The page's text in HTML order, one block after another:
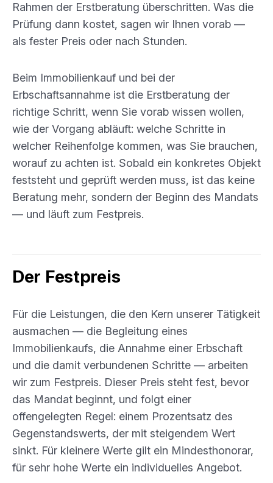
Rahmen der Erstberatung überschritten. Was die
Prüfung dann kostet, sagen wir Ihnen vorab —
als fester Preis oder nach Stunden.
Beim Immobilienkauf und bei der
Erbschaftsannahme ist die Erstberatung der
richtige Schritt, wenn Sie vorab wissen wollen,
wie der Vorgang abläuft: welche Schritte in
welcher Reihenfolge kommen, was Sie brauchen,
worauf zu achten ist. Sobald ein konkretes Objekt
feststeht und geprüft werden muss, ist das keine
Beratung mehr, sondern der Beginn des Mandats
— und läuft zum Festpreis.
Der Festpreis
Für die Leistungen, die den Kern unserer Tätigkeit
ausmachen — die Begleitung eines
Immobilienkaufs, die Annahme einer Erbschaft
und die damit verbundenen Schritte — arbeiten
wir zum Festpreis. Dieser Preis steht fest, bevor
das Mandat beginnt, und folgt einer
offengelegten Regel: einem Prozentsatz des
Gegenstandswerts, der mit steigendem Wert
sinkt. Für kleinere Werte gilt ein Mindesthonorar,
für sehr hohe Werte ein individuelles Angebot.